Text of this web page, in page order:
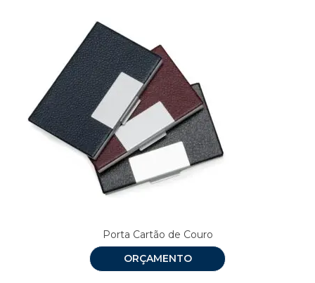
Porta Cartão de Couro
ORÇAMENTO